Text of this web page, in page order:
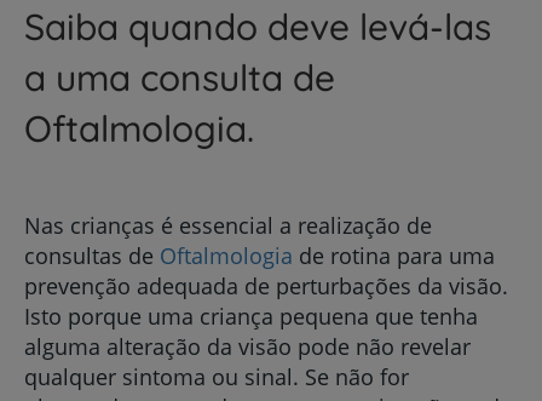
Saiba quando deve levá-las
a uma consulta de
Oftalmologia.
Nas crianças é essencial a realização de
consultas de Oftalmologia de rotina para uma
prevenção adequada de perturbações da visão.
Isto porque uma criança pequena que tenha
alguma alteração da visão pode não revelar
qualquer sintoma ou sinal. Se não for